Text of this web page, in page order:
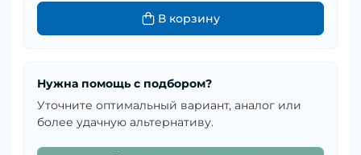
В корзину
Нужна помощь с подбором?
Уточните оптимальный вариант, аналог или
более удачную альтернативу.